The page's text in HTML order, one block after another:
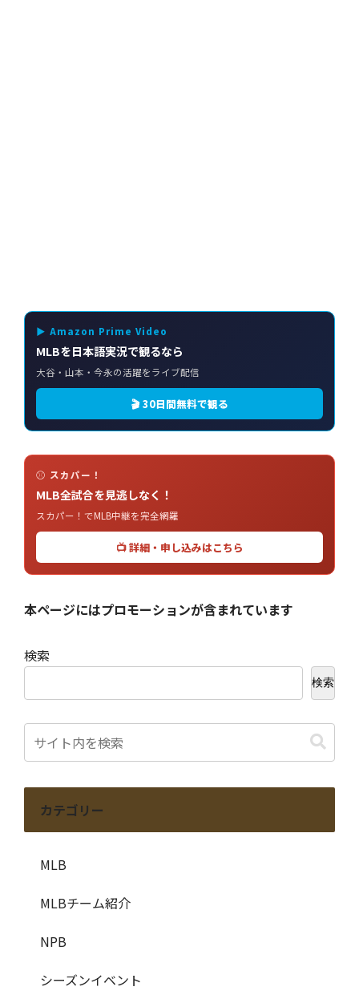
▶ Amazon Prime Video
MLBを日本語実況で観るなら
大谷・山本・今永の活躍をライブ配信
🎬 30日間無料で観る
⚾ スカパー！
MLB全試合を見逃しなく！
スカパー！でMLB中継を完全網羅
📺 詳細・申し込みはこちら
本ページにはプロモーションが含まれています
検索
検索
カテゴリー
MLB
MLBチーム紹介
NPB
シーズンイベント